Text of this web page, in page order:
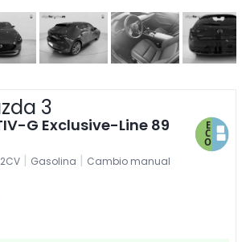
3
G Exclusive-Line 89
| Gasolina | Cambio manual